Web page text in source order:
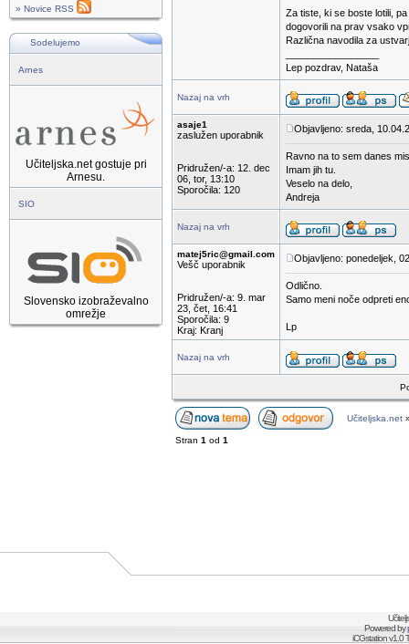
» Novice RSS
Sodelujemo
Arnes
Učiteljska.net gostuje pri
Arnesu.
SIO
Slovensko izobraževalno
omrežje
Za tiste, ki se boste lotili,
dogovorili na prav vsako
Različna navodila za
Lep pozdrav, Nataša
Nazaj na vrh
asaje1
zaslužen uporabnik
Pridružen/-a: 12. dec
06, tor, 13:10
Sporočila: 120
Objavljeno: sreda,
Ravno na to sem danes
Imam jih tu.
Veselo na delo,
Andreja
Nazaj na vrh
matej5ric@gmail.com
Vešč uporabnik
Pridružen/-a: 9. mar
23, čet, 16:41
Sporočila: 9
Kraj: Kranj
Objavljeno: ponedeljek,
Odlično.
Samo meni noče odpreti
Lp
Nazaj na vrh
Učiteljska.net
Stran 1 od 1
Powered by
iCGstation v1.0